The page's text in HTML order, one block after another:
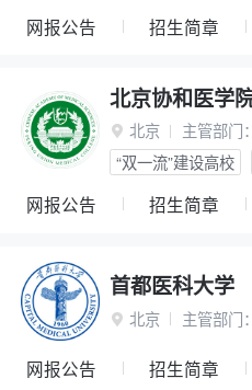
网报公告 招生简章
北京协和医学
 北京 主管部门：
“双一流”建设高校
网报公告 招生简章
首都医科大学
 北京 主管部门：
网报公告 招生简章